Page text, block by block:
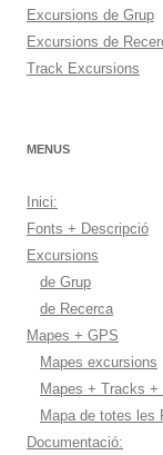
Excursions de Grup
Excursions de
Track Excursions
MENUS
Inici:
Fonts + Descripció
Excursions
de Grup
de Recerca
Mapes + GPS
Mapes excursions
Mapes + Tracks +
Mapa de totes les
Documentació: